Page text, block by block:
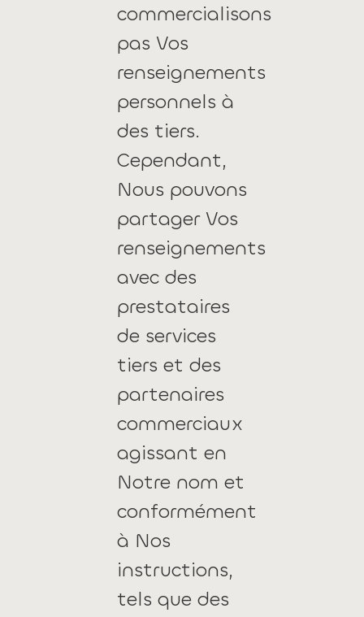
commercialisons
pas Vos
renseignements
personnels à
des tiers.
Cependant,
Nous pouvons
partager Vos
renseignements
avec des
prestataires
de services
tiers et des
partenaires
commerciaux
agissant en
Notre nom et
conformément
à Nos
instructions,
tels que des